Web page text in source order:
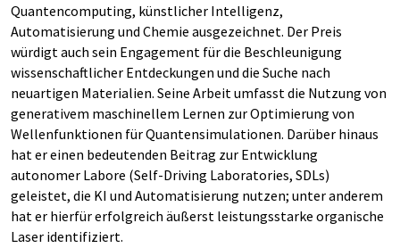
Quantencomputing, künstlicher Intelligenz,
Automatisierung und Chemie ausgezeichnet. Der Preis
würdigt auch sein Engagement für die Beschleunigung
wissenschaftlicher Entdeckungen und die Suche nach
neuartigen Materialien. Seine Arbeit umfasst die Nutzung von
generativem maschinellem Lernen zur Optimierung von
Wellenfunktionen für Quantensimulationen. Darüber hinaus
hat er einen bedeutenden Beitrag zur Entwicklung
autonomer Labore (Self-Driving Laboratories, SDLs)
geleistet, die KI und Automatisierung nutzen; unter anderem
hat er hierfür erfolgreich äußerst leistungsstarke organische
Laser identifiziert.